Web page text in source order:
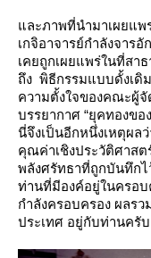
ละภาพที่นำมาเผยแพ
เกจิอาจารย์กำลังจาร
เคยถูกเผยแพร่ในที่สา
ถึง พิธีกรรมแบบดั้งเดิ
ความตั้งใจของคณะผู้จั
บรรยากาศ “ยุคทองข
นี่จึงเป็นอีกหนึ่งเหตุผล
คุณค่าเชิงประวัติศาสต
พลังศรัทธาที่ถูกบันทึกไ
ท่านที่มีองค์อยู่ในครอบ
กำลังครอบครอง ผลร
ประเทศ อยู่กับท่านครับ